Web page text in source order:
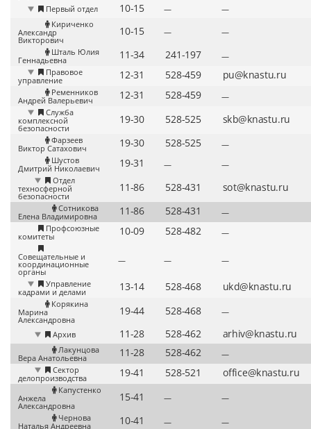
Первый отдел
—
—
Кириченко
Александр
Викторович
—
—
Шталь Юлия
Геннадьевна
—
Правовое
управление
Ременников
Андрей Валерьевич
—
Служба
комплексной
безопасности
Фарзеев
Виктор Сатахович
—
Шустов
Дмитрий Николаевич
—
—
Отдел
техносферной
безопасности
Сотникова
Елена Владимировна
—
Профсоюзные
комитеты
—
Совещательные и
координационные
органы
— — —
Управление
кадрами и делами
Корякина
Марина
Александровна
—
Архив
Лакунцова
Вера Анатольевна
—
Сектор
делопроизводства
Капустенко
Анжела
Александровна
—
—
Чернова
Наталья Андреевна
— —